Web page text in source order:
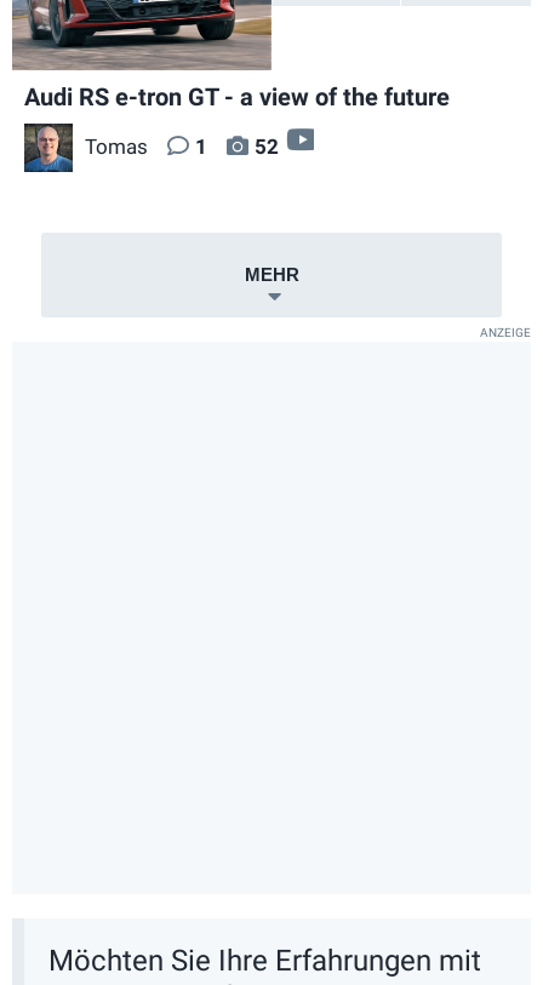
Audi RS e-tron GT - a view of the future
Tomas 1 52
MEHR
Möchten Sie Ihre Erfahrungen mit